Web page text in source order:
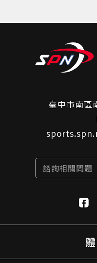
臺中市南區
諮詢相關問題